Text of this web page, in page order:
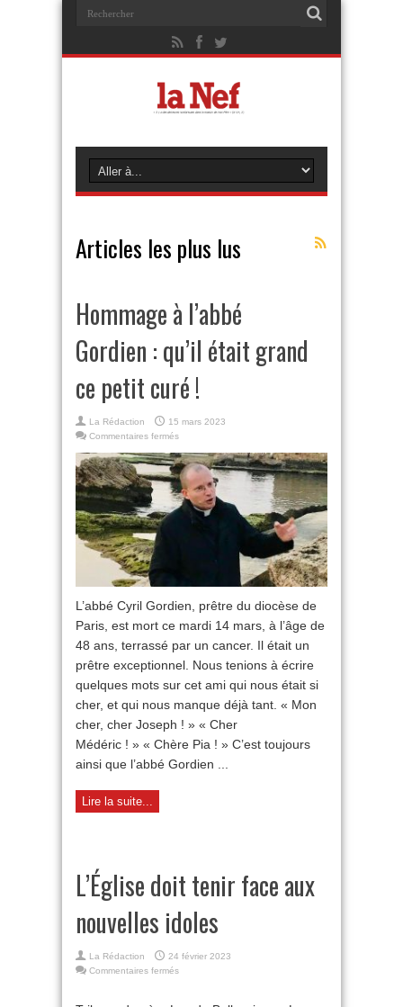
Articles les plus lus
Hommage à l’abbé
Gordien : qu’il était grand
ce petit curé !
La Rédaction
15 mars 2023
Commentaires fermés
à
l’abbé
Gordien :
qu’il
L’abbé Cyril Gordien, prêtre du diocèse de
Paris, est mort ce mardi 14 mars, à l’âge de
48 ans, terrassé par un cancer. Il était un
prêtre exceptionnel. Nous tenions à écrire
quelques mots sur cet ami qui nous était si
cher, et qui nous manque déjà tant. « Mon
cher, cher Joseph ! » « Cher
Médéric ! » « Chère Pia ! » C’est toujours
ainsi que l’abbé Gordien ...
Lire la suite...
L’Église doit tenir face aux
nouvelles idoles
La Rédaction
24 février 2023
Commentaires ferméssur